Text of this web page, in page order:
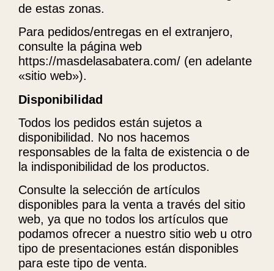
de estas zonas.
Para pedidos/entregas en el extranjero,
consulte la página web
https://masdelasabatera.com/ (en adelante
«sitio web»).
Disponibilidad
Todos los pedidos están sujetos a
disponibilidad. No nos hacemos
responsables de la falta de existencia o de
la indisponibilidad de los productos.
Consulte la selección de artículos
disponibles para la venta a través del sitio
web, ya que no todos los artículos que
podamos ofrecer a nuestro sitio web u otro
tipo de presentaciones están disponibles
para este tipo de venta.